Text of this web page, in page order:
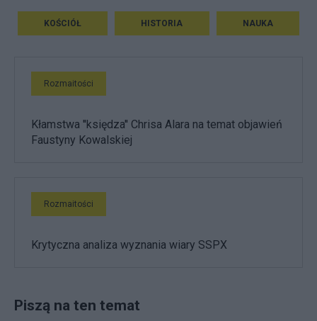
KOŚCIÓŁ HISTORIA NAUKA
Rozmaitości
Kłamstwa ''księdza'' Chrisa Alara na temat objawień
Faustyny Kowalskiej
Rozmaitości
Krytyczna analiza wyznania wiary SSPX
Piszą na ten temat